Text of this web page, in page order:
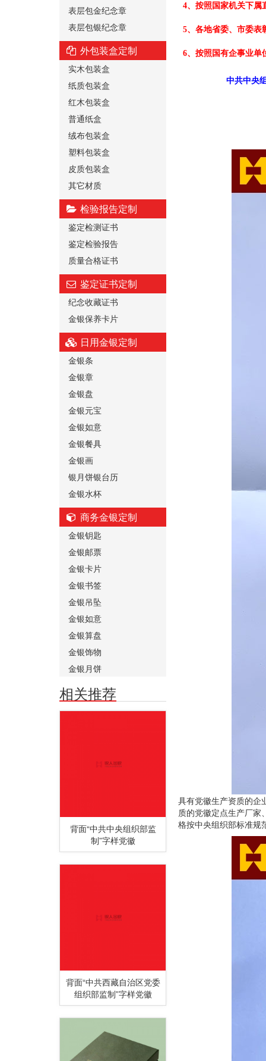
表层包金纪念章
表层包银纪念章
外包装盒定制
实木包装盒
纸质包装盒
红木包装盒
普通纸盒
绒布包装盒
塑料包装盒
皮质包装盒
其它材质
检验报告定制
鉴定检测证书
鉴定检验报告
质量合格证书
鉴定证书定制
纪念收藏证书
金银保养卡片
日用金银定制
金银条
金银章
金银盘
金银元宝
金银如意
金银餐具
金银画
银月饼银台历
金银水杯
商务金银定制
金银钥匙
金银邮票
金银卡片
金银书签
金银吊坠
金银如意
金银算盘
金银饰物
金银月饼
相关推荐
背面“中共中央组织部监
制”字样党徽
背面“中共西藏自治区党委
组织部监制”字样党徽
4、按照国家机关下属
5、各地省委、市委表
6、按照国有企事业单
中共中央
具有党徽生产资质的企
质的党徽定点生产厂家
格按中央组织部标准规